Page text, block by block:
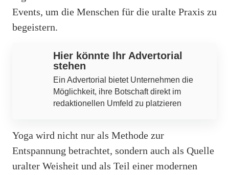
Events, um die Menschen für die uralte Praxis zu
begeistern.
Hier könnte Ihr Advertorial
stehen
Ein Advertorial bietet Unternehmen die
Möglichkeit, ihre Botschaft direkt im
redaktionellen Umfeld zu platzieren
Yoga wird nicht nur als Methode zur
Entspannung betrachtet, sondern auch als Quelle
uralter Weisheit und als Teil einer modernen